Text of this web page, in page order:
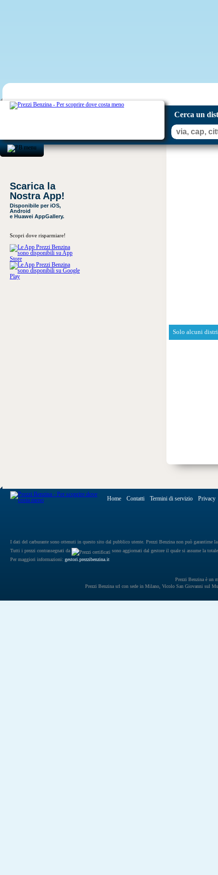
Cerca un
Scarica la
Nostra App!
Disponibile per iOS,
Android
e Huawei AppGallery.
Scopri dove risparmiare!
Solo alcuni
Home Contatti Termini di servizio Privacy
I dati del carburante sono ottenuti in questo sito dal pubblico utente. Prezzi Benzina non può garantirne
Tutti i prezzi contrassegnati da
sono aggiornati dal gestore il quale si assume la
Per maggiori informazioni: gestori.prezzibenzina.it
Prezzi Benzina è un
Prezzi Benzina srl con sede in Milano, Vicolo San Giovanni sul